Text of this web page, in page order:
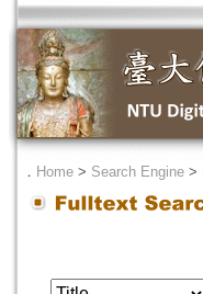
． Home > Search Engine >